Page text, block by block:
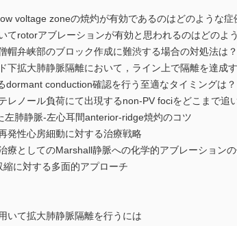
voltage zoneの焼灼が有効であるのはどのような症
てrotorアブレーションが有効と思われるのはどのよ
弁峡部のブロック作成に難渋する場合の対処法は？
拡大肺静脈隔離において，ライン上で隔離を達成
conduction確認を行う至適なタイミングは？
ノール負荷にて出現するnon-PV fociをどこまで追
肺静脈-左心耳間anterior-ridge焼灼のコツ
発性心房細動に対する治療戦略
としてのMarshall静脈への化学的アブレーションの
に対する多面的アプローチ
いて拡大肺静脈隔離を行うには